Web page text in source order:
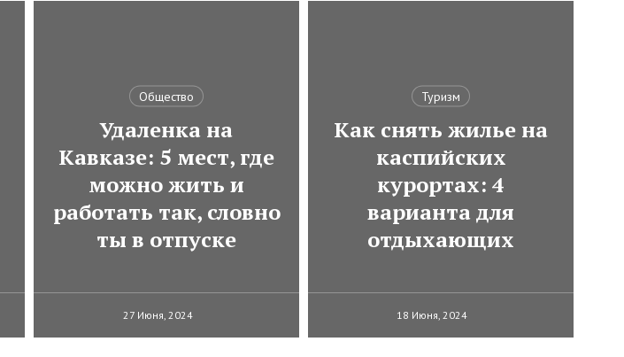
Общество
Удаленка на
Кавказе: 5 мест, где
можно жить и
работать так, словно
ты в отпуске
27 Июня, 2024
Туризм
Как снять жилье на
каспийских
курортах: 4
варианта для
отдыхающих
18 Июня, 2024